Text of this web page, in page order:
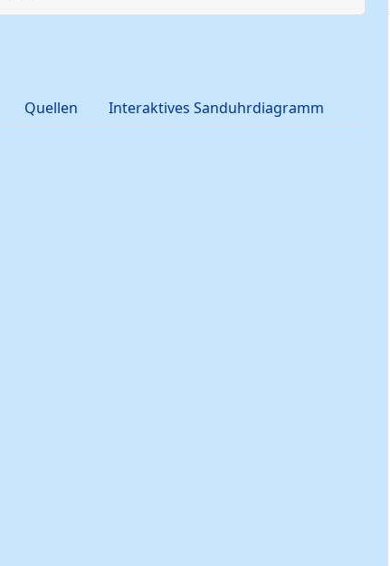
Quellen Interaktives Sanduhrdiagramm